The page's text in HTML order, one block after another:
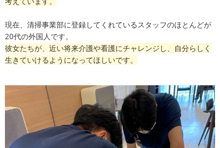
現在、清掃事業部に登録してくれているスタッフのほとんどが
20代の外国人です。
彼女たちが、近い将来介護や看護にチャレンジし、自分らしく
生きていけるようになってほしいです。